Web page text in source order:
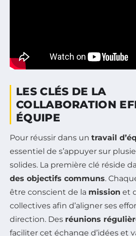
LES CLÉS DE LA
COLLABORATION
ÉQUIPE
Pour réussir dans un travail
essentiel de s’appuyer sur
solides. La première clé réside
des objectifs communs.
être conscient de la mission et
collectives afin d’aligner ses
direction. Des réunions
faciliter cet échange d’idées et